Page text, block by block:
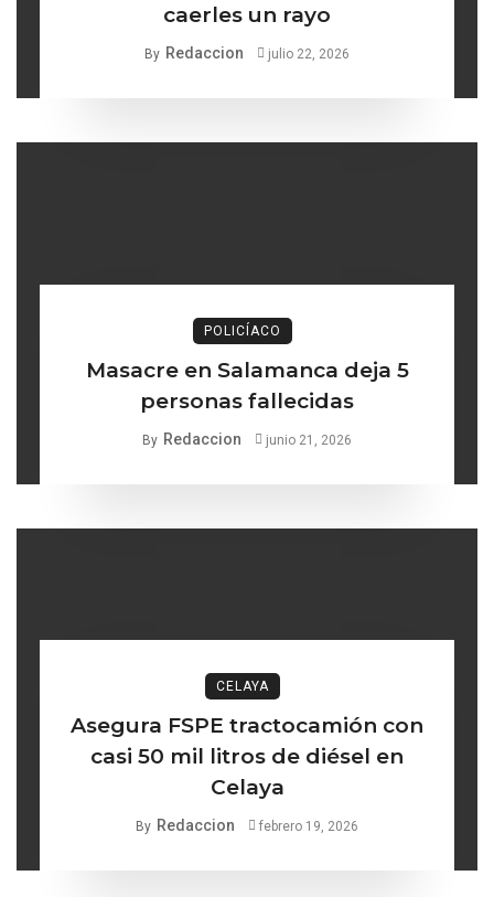
caerles un rayo
By Redaccion julio 22, 2026
POLICÍACO
Masacre en Salamanca deja 5
personas fallecidas
By Redaccion junio 21, 2026
CELAYA
Asegura FSPE tractocamión con
casi 50 mil litros de diésel en
Celaya
By Redaccion febrero 19, 2026